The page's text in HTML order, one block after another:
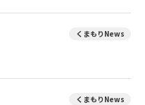
くまもりNews
くまもりNews